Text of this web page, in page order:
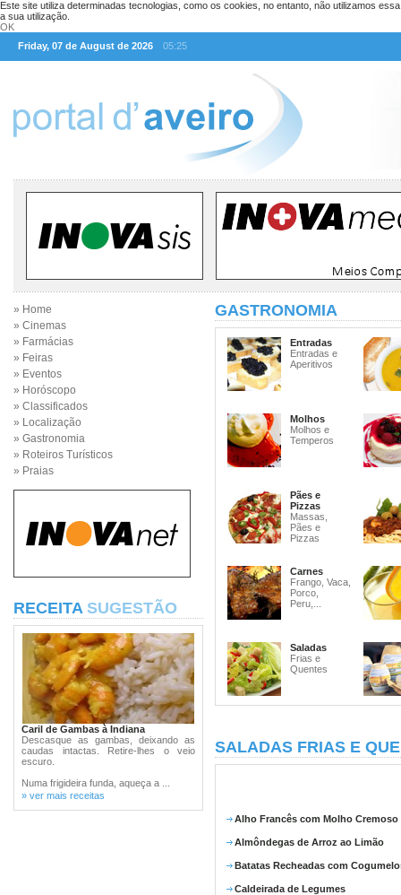
Este site utiliza determinadas tecnologias, como os cookies, no entanto, não utilizamos
a sua utilização.
OK
Friday, 07 de August de 2026
05:25
» Home
» Cinemas
» Farmácias
» Feiras
» Eventos
» Horóscopo
» Classificados
» Localização
» Gastronomia
» Roteiros Turísticos
» Praias
RECEITA SUGESTÃO
Caril de Gambas à Indiana
Descasque as gambas, deixando as
caudas intactas. Retire-lhes o veio
escuro.
Numa frigideira funda, aqueça a ...
» ver mais receitas
GASTRONOMIA
Entradas
Entradas e
Aperitivos
Molhos
Molhos e
Temperos
Pães e
Pizzas
Massas,
Pães e
Pizzas
Carnes
Frango, Vaca,
Porco,
Peru,...
Saladas
Frias e
Quentes
SALADAS FRIAS E
Alho Francês com Molho Cremoso
Almôndegas de Arroz ao Limão
Batatas Recheadas com
Caldeirada de Legumes